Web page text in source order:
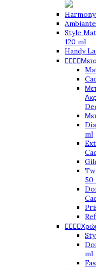
Harmony
Style
120 ml
Handy

ml
50

ml